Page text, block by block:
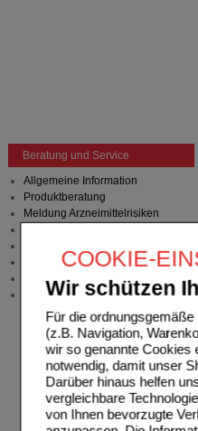
COOKIE-
Wir schützen
Für die
(z.B. Navigation,
wir so genannte Cookies
notwendig, damit unser
Darüber hinaus helfen
vergleichbare
von Ihnen bevorzugte
Beratung und Service
Allgemeine Information
Produktberatung
Meldung Arzneimittelrisiken
Newsletter
Neukundenprämie
Stellenangebote